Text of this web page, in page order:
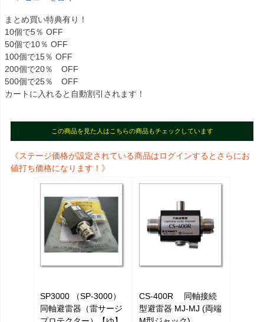
まとめ買い特典有り！
10個で5％ OFF
50個で10％ OFF
100個で15％ OFF
200個で20％ OFF
500個で25％ OFF
カートに入れると自動割引されます！
この商品を見た人はこちらの商品もチェックしています
《ステージ価格が設定されている商品はログインするとさらにお
値打ち価格になります！》
SP3000 （SP-3000）
同軸避雷器（雷サージ
CS-400R 同軸接続
型避雷器 MJ-MJ (両端